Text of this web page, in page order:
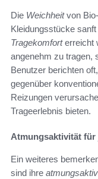
Die Weichheitvon
Kleidungsstücke
Tragekomforterreicht
angenehm zu tragen,
Benutzer berichten
gegenüber
Reizungen
Trageerlebnis bieten.
Atmungsaktivität für
Ein weiteres
sind ihre